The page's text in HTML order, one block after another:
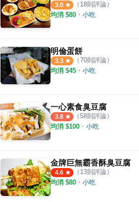
3.0 （ 18則評論）
均消 $80 ・ 小吃
明倫蛋餅
3.3 （70則評論）
均消 $45 ・ 小吃
一心素食臭豆腐
3.8 （58則評論）
均消 $100 ・ 小吃
金牌巨無霸香酥臭豆腐
4.6 （ 13則評論）
均消 $80 ・ 小吃